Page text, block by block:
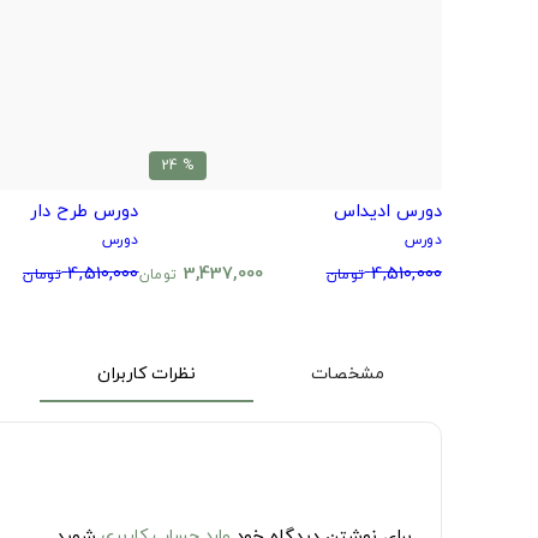
% 24
دورس ادیداس
دورس
4,510,000 تومان 3,437,000 تومان
دورس طرح دار
دورس
4,510,000 تومان
مشخصات نظرات کاربران